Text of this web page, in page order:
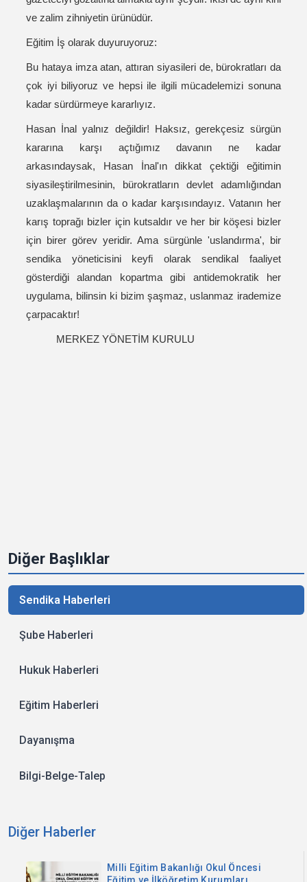
Diğer Başlıklar
Sendika Haberleri
Şube Haberleri
Hukuk Haberleri
Eğitim Haberleri
Dayanışma
Bilgi-Belge-Talep
Diğer Haberler
Milli Eğitim Bakanlığı Okul Öncesi
ve zalim zihniyetin ürünüdür.
Eğitim İş olarak duyuruyoruz:
Bu hataya imza atan, attıran siyasileri de, bürokratları da
çok iyi biliyoruz ve hepsi ile ilgili mücadelemizi sonuna
kadar sürdürmeye kararlıyız.
Hasan İnal yalnız değildir! Haksız, gerekçesiz sürgün
kararına karşı açtığımız davanın ne kadar
arkasındaysak, Hasan İnal'ın dikkat çektiği eğitimin
siyasileştirilmesinin, bürokratların devlet adamlığından
uzaklaşmalarının da o kadar karşısındayız. Vatanın her
karış toprağı bizler için kutsaldır ve her bir köşesi bizler
için birer görev yeridir. Ama sürgünle 'uslandırma', bir
sendika yöneticisini keyfi olarak sendikal faaliyet
gösterdiği alandan kopartma gibi antidemokratik her
uygulama, bilinsin ki bizim şaşmaz, uslanmaz irademize
çarpacaktır!
MERKEZ YÖNETİM KURULU